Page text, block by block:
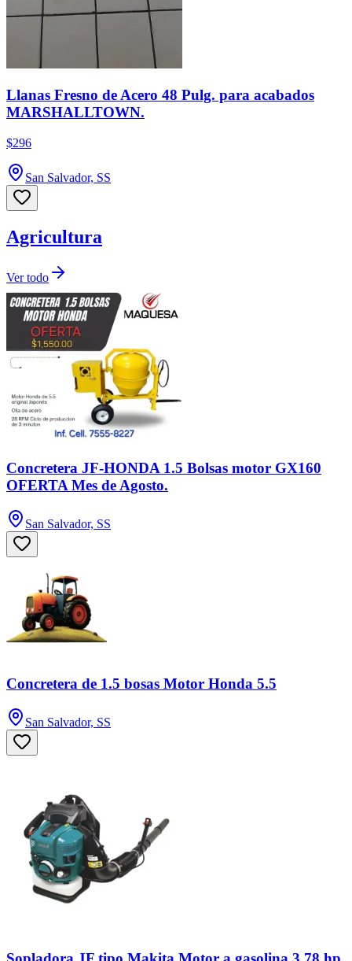
Llanas Fresno de Acero 48 Pulg. para acabados
MARSHALLTOWN.
$296
San Salvador, SS
Agricultura
Ver todo
Concretera JF-HONDA 1.5 Bolsas motor GX160
OFERTA Mes de Agosto.
San Salvador, SS
Concretera de 1.5 bosas Motor Honda 5.5
San Salvador, SS